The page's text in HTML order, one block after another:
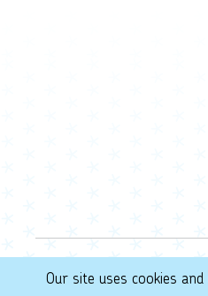
Our site uses cookies